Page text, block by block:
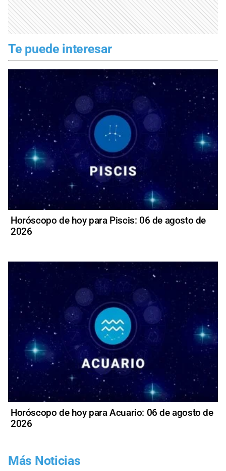
Te puede interesar
Horóscopo de hoy para Piscis: 06 de agosto de
2026
Horóscopo de hoy para Acuario: 06 de agosto de
2026
Más Noticias